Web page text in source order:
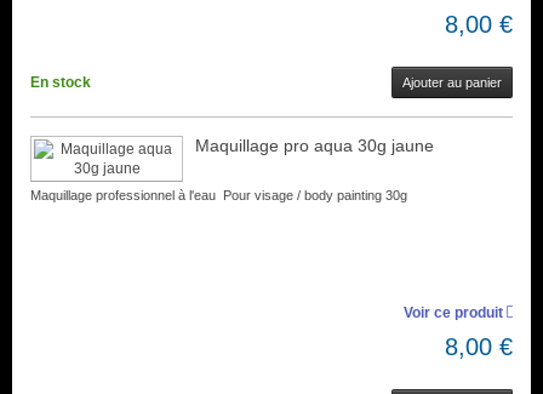
8,00 €
En stock Ajouter au panier
Maquillage pro aqua 30g jaune
Maquillage professionnel à l'eau Pour visage / body painting 30g
Voir ce produit
8,00 €